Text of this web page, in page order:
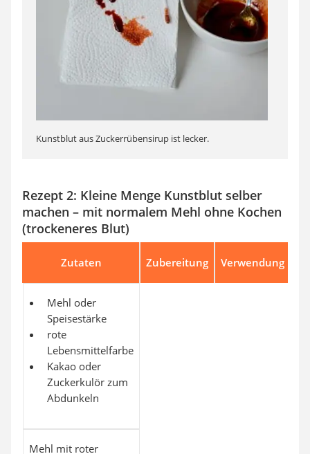
Kunstblut aus Zuckerrübensirup ist lecker.
Rezept 2: Kleine Menge Kunstblut selber
machen – mit normalem Mehl ohne Kochen
(trockeneres Blut)
Zutaten Zubereitung Verwendung
Mehl oder
Speisestärke
rote
Lebensmittelfarbe
Kakao oder
Zuckerkulör zum
Abdunkeln
Mehl mit roter